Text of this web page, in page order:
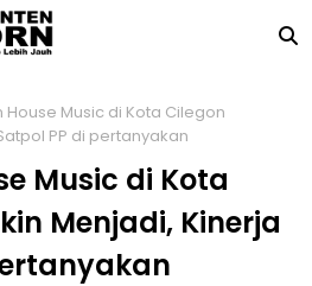
House Music di Kota Cilegon
PP di pertanyakan
Music di Kota
Menjadi, Kinerja